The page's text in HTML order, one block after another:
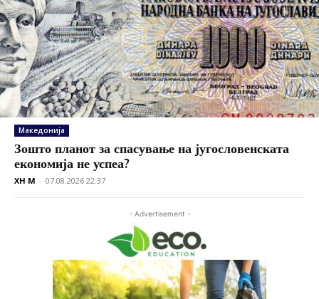
Македонија
Зошто планот за спасување на југословенската
економија не успеа?
XH M - 07.08.2026 22:37
- Advertisement -